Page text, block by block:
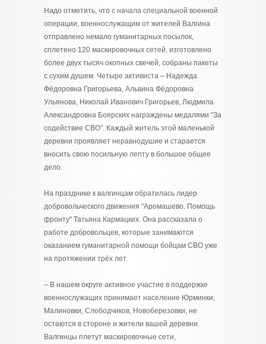
Надо отметить, что с начала специальной военной
операции, военнослужащим от жителей Валгина
отправлено немало гуманитарных посылок,
сплетено 120 маскировочных сетей, изготовлено
более двух тысяч окопных свечей, собраны пакеты
с сухим душем. Четыре активиста – Надежда
Фёдоровна Григорьева, Альвина Фёдоровна
Ульянова, Николай Иванович Григорьев, Людмила
Александровна Боярских награждены медалями "За
содействие СВО". Каждый житель этой маленькой
деревни проявляет неравнодушие и старается
вносить свою посильную лепту в большое общее
дело.
На празднике к валгинцам обратилась лидер
добровольческого движения "Аромашево. Помощь
фронту" Татьяна Кармацких. Она рассказала о
работе добровольцев, которые занимаются
оказанием гуманитарной помощи бойцам СВО уже
на протяжении трёх лет.
– В нашем округе активное участие в поддержке
военнослужащих принимает население Юрминки,
Малиновки, Слободчиков, Новоберезовки, не
остаются в стороне и жители вашей деревни.
Валгинцы плетут маскировочные сети,